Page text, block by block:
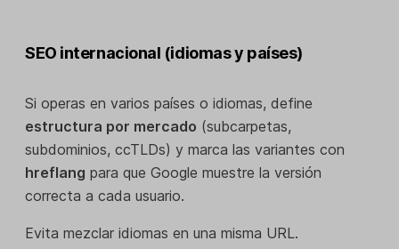
SEO internacional (idiomas y países)
Si operas en varios países o idiomas, define
estructura por mercado (subcarpetas,
subdominios, ccTLDs) y marca las variantes con
hreflang para que Google muestre la versión
correcta a cada usuario.
Evita mezclar idiomas en una misma URL.